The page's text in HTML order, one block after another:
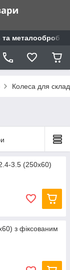
металообробка
Колеса для
3.5 (250х60)
з фіксованим